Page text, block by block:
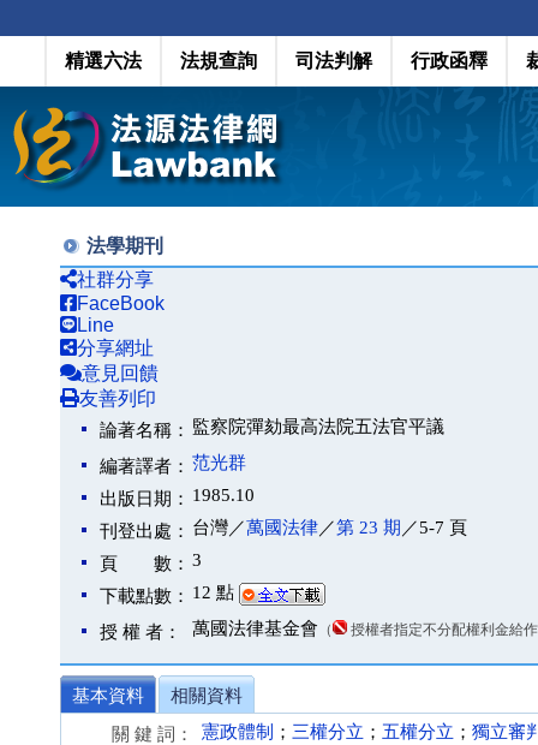
精選六法 法規查詢 司法判解 行政函釋
法學期刊
社群分享
FaceBook
Line
分享網址
意見回饋
友善列印
論著名稱： 監察院彈劾最高法院五法官平議
編著譯者： 范光群
出版日期： 1985.10
刊登出處： 台灣／萬國法律／第 23 期 ／5-7 頁
頁 數： 3
下載點數： 12 點
授 權 者： 萬國法律基金會 （ 授權者指定不分配權利金給
基本資料
相關資料
關 鍵 詞：
憲政體制 ； 三權分立 ； 五權分立 ； 獨立審